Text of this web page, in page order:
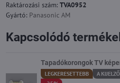
Raktározási szám: TVA0952
Gyártó: Panasonic AM
Kapcsolódó
Tapadókorongok TV
LEGKERESETTEBB
A